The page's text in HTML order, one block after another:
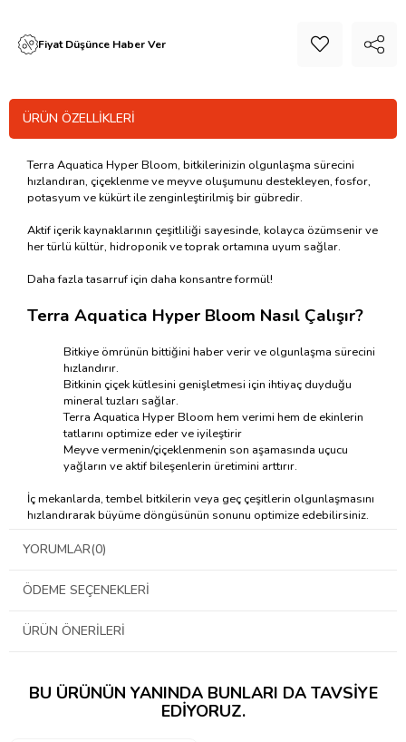
Fiyat Düşünce Haber Ver
ÜRÜN ÖZELLIKLERI
Terra Aquatica Hyper Bloom, bitkilerinizin olgunlaşma sürecini
hızlandıran, çiçeklenme ve meyve oluşumunu destekleyen, fosfor,
potasyum ve kükürt ile zenginleştirilmiş bir gübredir.
Aktif içerik kaynaklarının çeşitliliği sayesinde, kolayca özümsenir ve
her türlü kültür, hidroponik ve toprak ortamına uyum sağlar.
Daha fazla tasarruf için daha konsantre formül!
Terra Aquatica Hyper Bloom Nasıl Çalışır?
Bitkiye ömrünün bittiğini haber verir ve olgunlaşma sürecini
hızlandırır.
Bitkinin çiçek kütlesini genişletmesi için ihtiyaç duyduğu
mineral tuzları sağlar.
Terra Aquatica Hyper Bloom hem verimi hem de ekinlerin
tatlarını optimize eder ve iyileştirir
Meyve vermenin/çiçeklenmenin son aşamasında uçucu
yağların ve aktif bileşenlerin üretimini arttırır.
İç mekanlarda, tembel bitkilerin veya geç çeşitlerin olgunlaşmasını
hızlandırarak büyüme döngüsünün sonunu optimize edebilirsiniz.
YORUMLAR(0)
ÖDEME SEÇENEKLERI
ÜRÜN ÖNERILERI
BU ÜRÜNÜN YANINDA BUNLARI DA TAVSIYE
EDIYORUZ.